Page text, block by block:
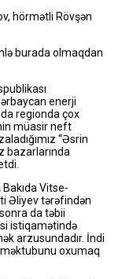
hörmətli Rövşən
burada olmaqdan
enerji
regionda çox
müasir neft
“Əsrin
bazarlarında
Vitse-
Əliyev tərəfindən
da təbii
istiqamətində
arzusundadır. İndi
oxumaq